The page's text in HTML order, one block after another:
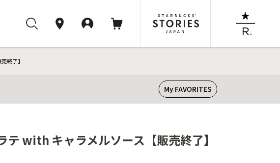
終了】
My FAVORITES
with キャラメルソース【販売終了】